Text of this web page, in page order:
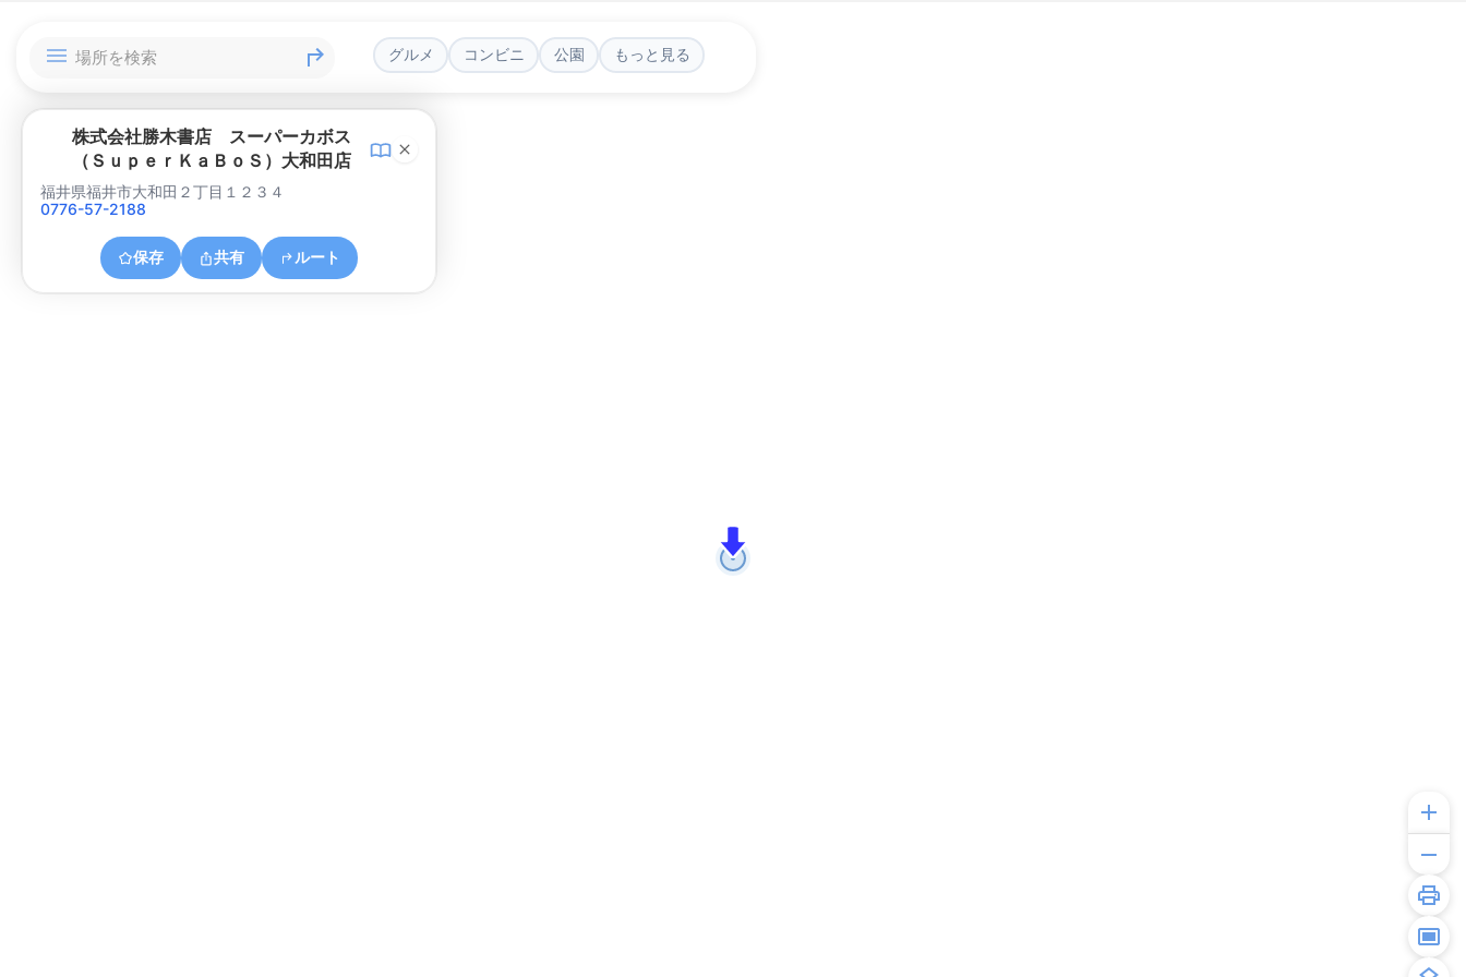
グルメ コンビニ 公園 もっと見る
株式会社勝木書店 スーパーカボス
（ＳｕｐｅｒＫａＢｏＳ）大和田店
福井県福井市大和田２丁目１２３４
0776-57-2188
保存 共有 ルート